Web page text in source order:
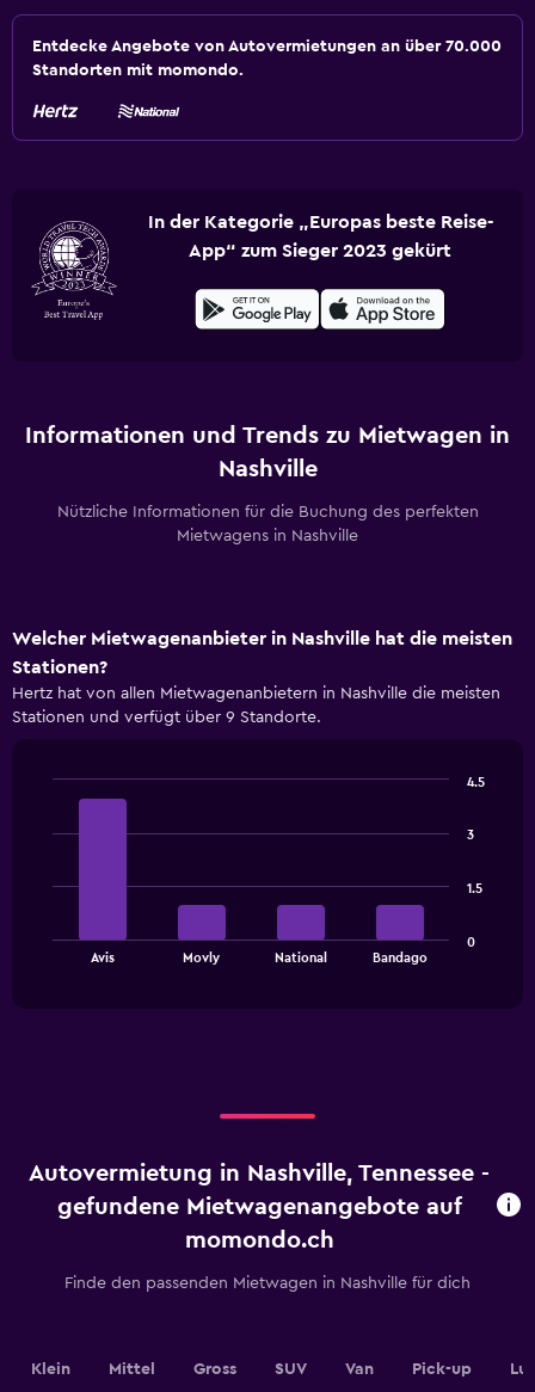
Entdecke Angebote von Autovermietungen an über 70.000
Standorten mit momondo.
In der Kategorie „Europas beste Reise-
App“ zum Sieger 2023 gekürt
Informationen und Trends zu Mietwagen in
Nashville
Nützliche Informationen für die Buchung des perfekten
Mietwagens in Nashville
Welcher Mietwagenanbieter in Nashville hat die meisten
Stationen?
Hertz hat von allen Mietwagenanbietern in Nashville die meisten
Stationen und verfügt über 9 Standorte.
The
chart
has
axis
Range:
0
Avis Movly National Bandago
0
1.5
3
4.5
Autovermietung in Nashville, Tennessee -
gefundene Mietwagenangebote auf
momondo.ch
Finde den passenden Mietwagen in Nashville für dich
Klein Mittel Gross SUV Van Pick-up